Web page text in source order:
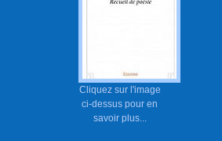
Cliquez sur l'image
ci-dessus pour en
savoir plus...